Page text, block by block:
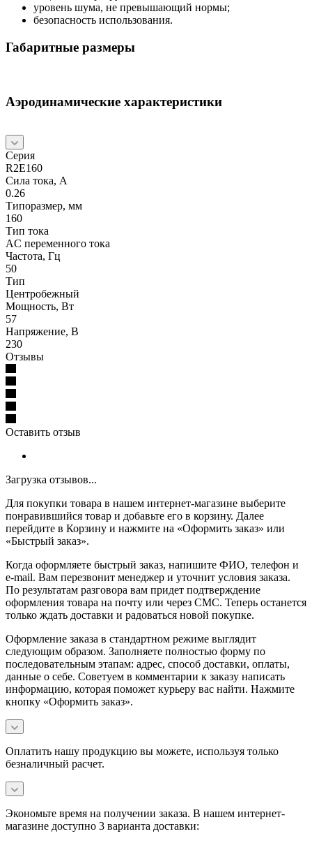
уровень шума, не превышающий нормы;
безопасность использования.
Габаритные размеры
Аэродинамические характеристики
Серия
R2E160
Сила тока, А
0.26
Типоразмер, мм
160
Тип тока
AC переменного тока
Частота, Гц
50
Тип
Центробежный
Мощность, Вт
57
Напряжение, В
230
Отзывы
Оставить отзыв
Загрузка отзывов...
Для покупки товара в нашем интернет-магазине выберите
понравившийся товар и добавьте его в корзину. Далее
перейдите в Корзину и нажмите на «Оформить заказ» или
«Быстрый заказ».
Когда оформляете быстрый заказ, напишите ФИО, телефон и
e-mail. Вам перезвонит менеджер и уточнит условия заказа.
По результатам разговора вам придет подтверждение
оформления товара на почту или через СМС. Теперь останется
только ждать доставки и радоваться новой покупке.
Оформление заказа в стандартном режиме выглядит
следующим образом. Заполняете полностью форму по
последовательным этапам: адрес, способ доставки, оплаты,
данные о себе. Советуем в комментарии к заказу написать
информацию, которая поможет курьеру вас найти. Нажмите
кнопку «Оформить заказ».
Оплатить нашу продукцию вы можете, используя только
безналичный расчет.
Экономьте время на получении заказа. В нашем интернет-
магазине доступно 3 варианта доставки: